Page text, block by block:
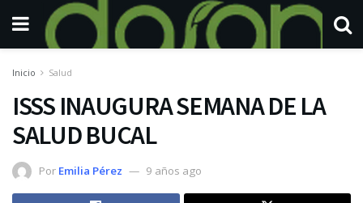
Inicio Salud
ISSS INAUGURA SEMANA DE LA
SALUD BUCAL
Por Emilia Pérez 9 años ago